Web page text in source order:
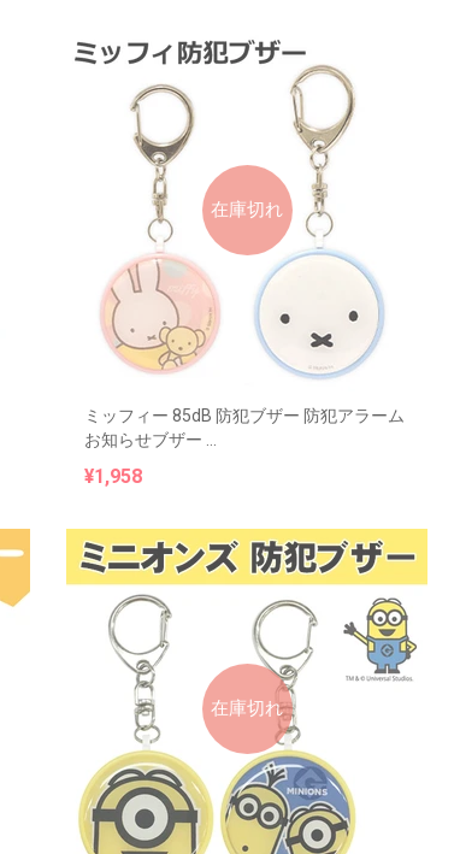
在庫切れ
ミッフィー 85dB 防犯ブザー 防犯アラーム
お知らせブザー ...
¥1,958
在庫切れ